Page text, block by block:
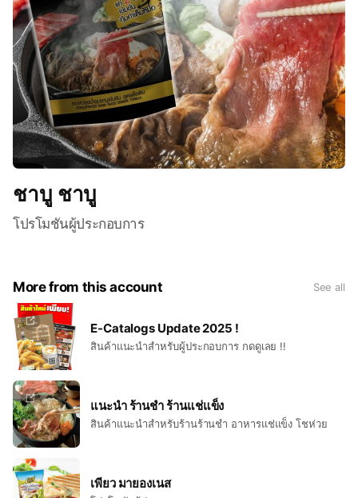
ชาบู ชาบู
โปรโมชันผู้ประกอบการ
More from this account See all
E-Catalogs Update 2025 !
สินค้าแนะนำสำหรับผู้ประกอบการ กดดูเลย !!
แนะนำ ร้านชำ ร้านแช่แข็ง
สินค้าแนะนำสำหรับร้านร้านชำ อาหารแช่แข็ง โชห่วย
เพียว มายองเนส